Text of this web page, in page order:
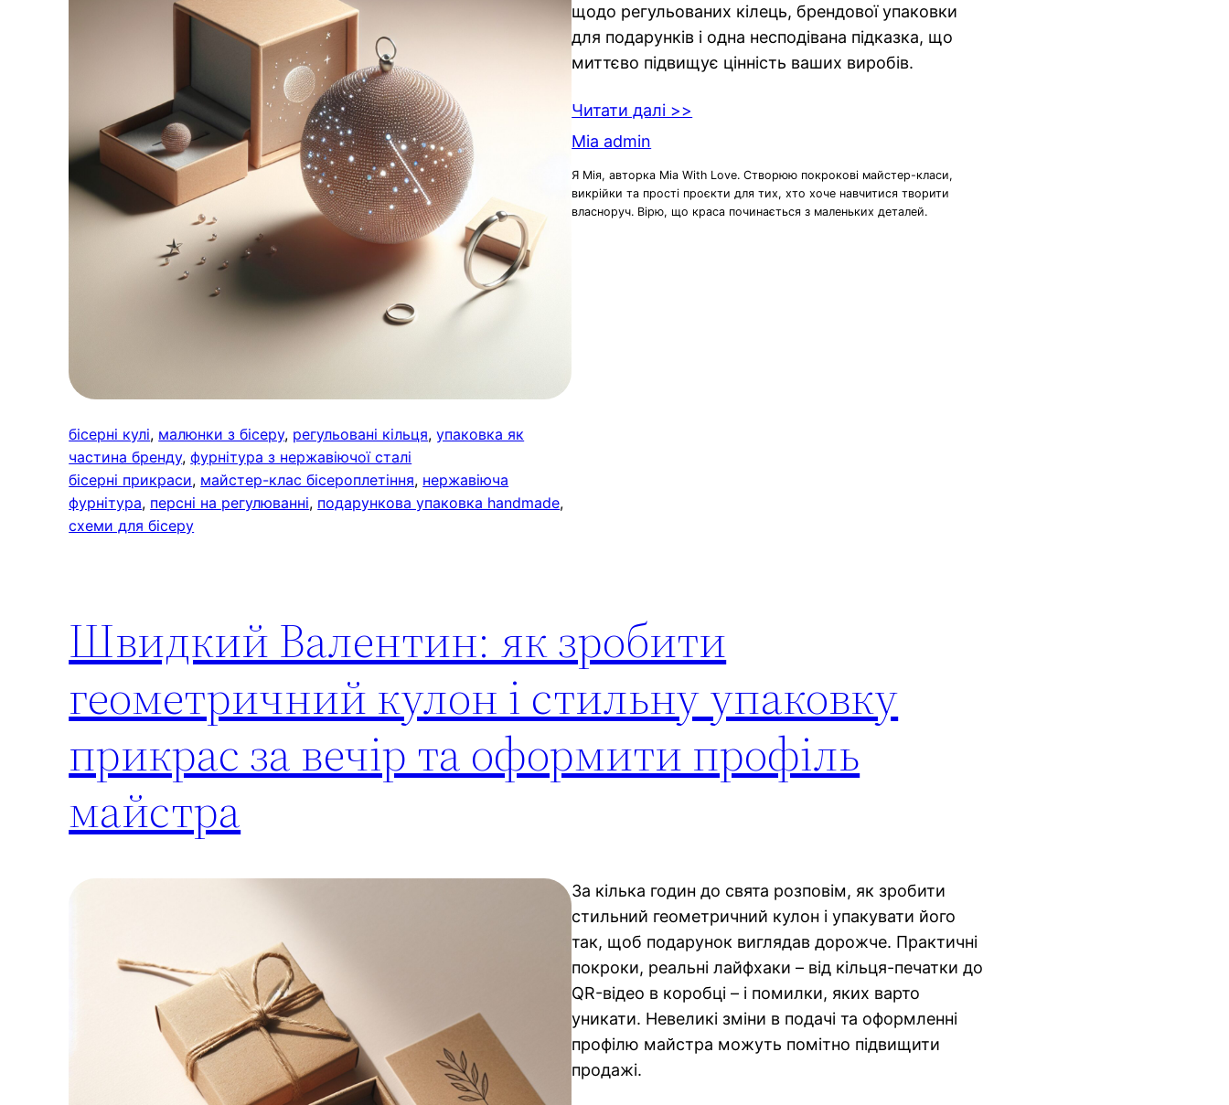
бісерні кулі, малюнки з бісеру, регульовані кільця, упаковка як
частина бренду, фурнітура з нержавіючої сталі
бісерні прикраси, майстер-клас бісероплетіння, нержавіюча
фурнітура, персні на регулюванні, подарункова упаковка handmade
схеми для бісеру
щодо регульованих кілець, брендової упаковки
для подарунків і одна несподівана підказка, що
миттєво підвищує цінність ваших виробів.
Читати далі >>
Mia admin
Я Мія, авторка Mia With Love. Створюю покрокові майстер-класи,
викрійки та прості проєкти для тих, хто хоче навчитися творити
власноруч. Вірю, що краса починається з маленьких деталей.
Швидкий Валентин: як зробити
геометричний кулон і стильну упаковку
прикрас за вечір та оформити профіль
майстра
За кілька годин до свята розповім, як зробити
стильний геометричний кулон і упакувати його
так, щоб подарунок виглядав дорожче. Практичні
покроки, реальні лайфхаки – від кільця-печатки до
QR-відео в коробці – і помилки, яких варто
уникати. Невеликі зміни в подачі та оформленні
профілю майстра можуть помітно підвищити
продажі.